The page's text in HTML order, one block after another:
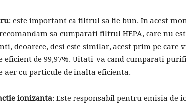
: este important ca filtrul sa fie bun. In acest
sa cumparati filtrul HEPA, care nu
deoarece, desi este similar, acest prim pe care
eficient de 99,97%. Uitati-va cand cumparati
aer cu particule de inalta eficienta.
ionizanta: Este responsabil pentru emisia de